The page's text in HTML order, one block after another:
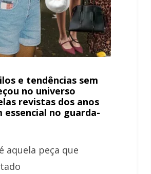
e tendências sem
no universo
revistas dos anos
essencial no guarda-
aquela peça que